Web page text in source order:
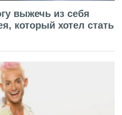
выжечь из себя
который хотел стать